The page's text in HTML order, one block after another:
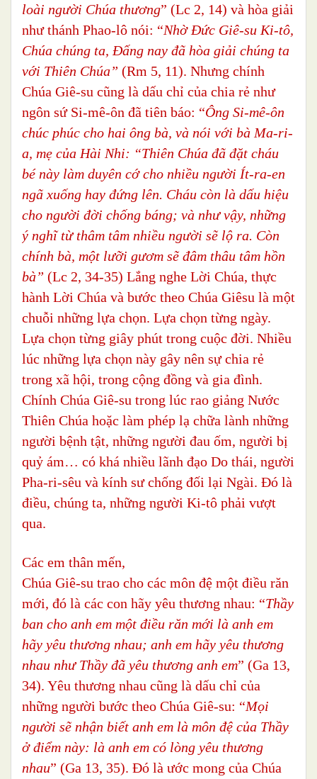
loài người Chúa thương” (Lc 2, 14) và hòa giải
như thánh Phao-lô nói: “Nhờ Đức Giê-su Ki-tô,
Chúa chúng ta, Đấng nay đã hòa giải chúng ta
với Thiên Chúa” (Rm 5, 11). Nhưng chính
Chúa Giê-su cũng là dấu chỉ của chia rẻ như
ngôn sứ Si-mê-ôn đã tiên báo: “Ông Si-mê-ôn
chúc phúc cho hai ông bà, và nói với bà Ma-ri-
a, mẹ của Hài Nhi: “Thiên Chúa đã đặt cháu
bé này làm duyên cớ cho nhiều người Ít-ra-en
ngã xuống hay đứng lên. Cháu còn là dấu hiệu
cho người đời chống báng; và như vậy, những
ý nghĩ từ thâm tâm nhiều người sẽ lộ ra. Còn
chính bà, một lưỡi gươm sẽ đâm thâu tâm hồn
bà” (Lc 2, 34-35) Lắng nghe Lời Chúa, thực
hành Lời Chúa và bước theo Chúa Giêsu là một
chuỗi những lựa chọn. Lựa chọn từng ngày.
Lựa chọn từng giây phút trong cuộc đời. Nhiều
lúc những lựa chọn này gây nên sự chia rẻ
trong xã hội, trong cộng đồng và gia đình.
Chính Chúa Giê-su trong lúc rao giảng Nước
Thiên Chúa hoặc làm phép lạ chữa lành những
người bệnh tật, những người đau ốm, người bị
quỷ ám… có khá nhiều lãnh đạo Do thái, người
Pha-ri-sêu và kính sư chống đối lại Ngài. Đó là
điều, chúng ta, những người Ki-tô phải vượt
qua.
Các em thân mến,
Chúa Giê-su trao cho các môn đệ một điều răn
mới, đó là các con hãy yêu thương nhau: “Thầy
ban cho anh em một điều răn mới là anh em
hãy yêu thương nhau; anh em hãy yêu thương
nhau như Thầy đã yêu thương anh em” (Ga 13,
34). Yêu thương nhau cũng là dấu chỉ của
những người bước theo Chúa Giê-su: “Mọi
người sẽ nhận biết anh em là môn đệ của Thầy
ở điểm này: là anh em có lòng yêu thương
nhau” (Ga 13, 35). Đó là ước mong của Chúa